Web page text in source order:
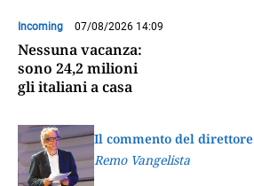
Incoming 07/08/2026 14:09
Nessuna vacanza:
sono 24,2 milioni
gli italiani a casa
Il commento del direttore
Remo Vangelista